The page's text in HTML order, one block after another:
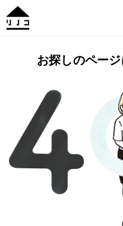
お探しのページ